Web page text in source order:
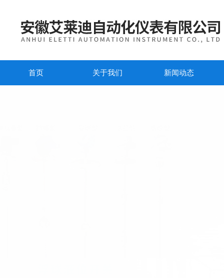
首页 关于我们 新闻动态